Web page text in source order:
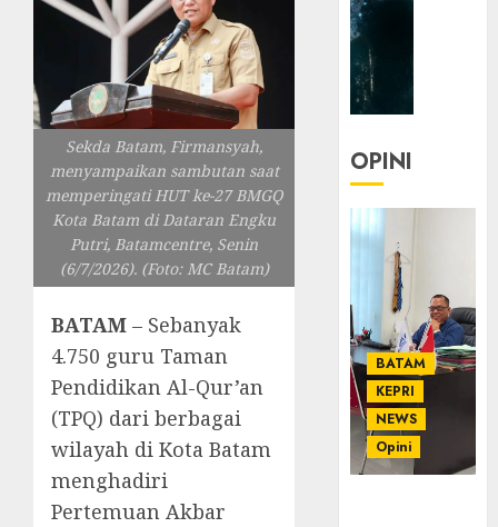
Sekda Batam, Firmansyah,
menyampaikan sambutan saat
memperingati HUT ke-27 BMGQ
Kota Batam di Dataran Engku
Putri, Batamcentre, Senin
(6/7/2026). (Foto: MC Batam)
BATAM – Sebanyak
4.750 guru Taman
Pendidikan Al-Qur’an
(TPQ) dari berbagai
wilayah di Kota Batam
menghadiri
Pertemuan Akbar
OPINI
BATAM
KEPRI
NEWS
Opini